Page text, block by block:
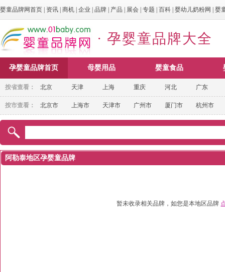
婴童品牌网首页 资讯 商机 企业 品牌 产品 展会 专题 百科 婴幼儿奶粉网 婴
· 孕婴童品牌大全
孕婴童品牌首页 母婴用品 婴童食品
北京 天津 上海 重庆 河北 广东
按省查看：
北京市 上海市 天津市 广州市 厦门市 杭州市
按市查看：
阿勒泰地区孕婴童品牌
暂未收录相关品牌，如您是本地区品牌